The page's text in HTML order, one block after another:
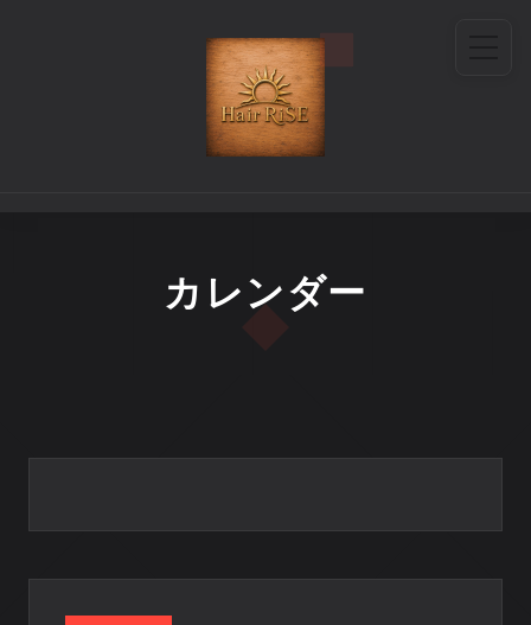
カレンダー